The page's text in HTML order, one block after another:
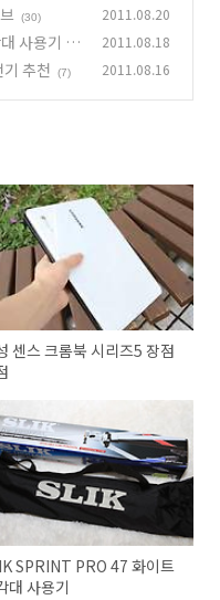
(30) 2011.08.20
사용기
(1
2011.08.18
추천 (7) 2011.08.16
센스 크롬북 시리즈5 장점
SPRINT PRO 47 화이트
대 사용기